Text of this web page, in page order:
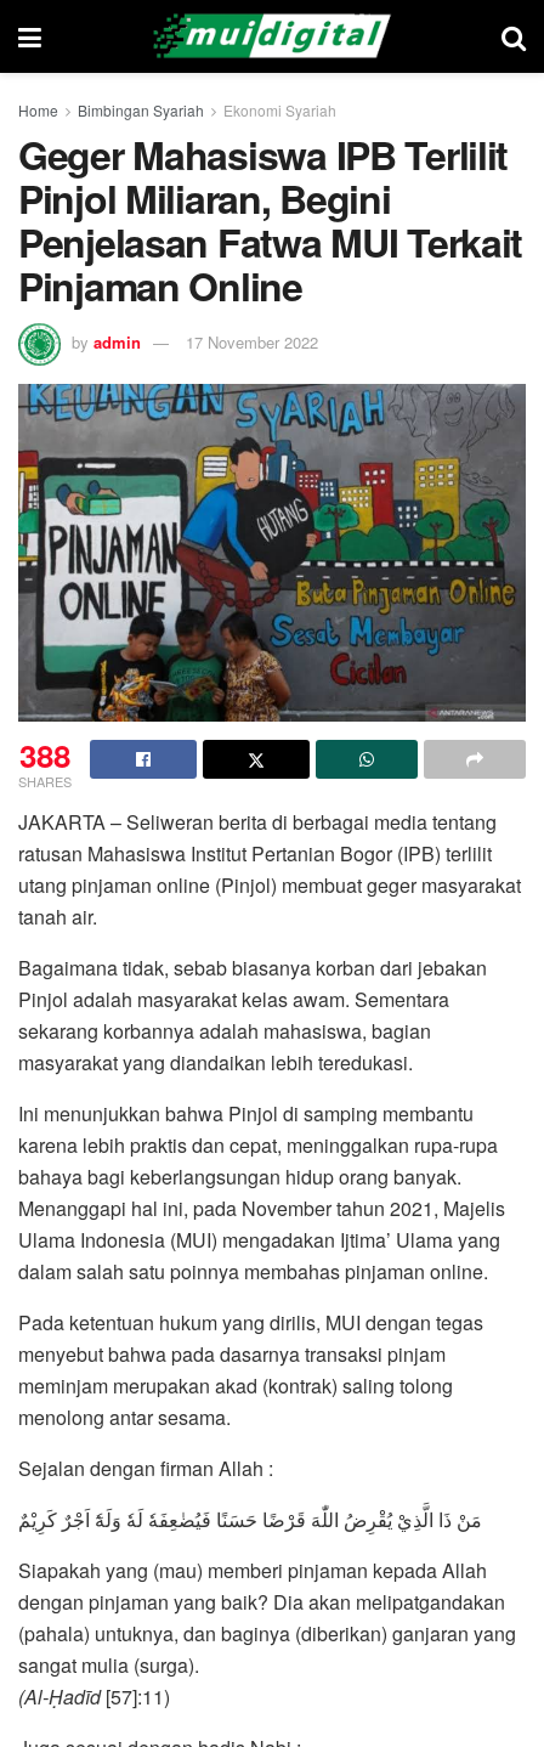
Home Bimbingan Syariah Ekonomi Syariah
Geger Mahasiswa IPB Terlilit
Pinjol Miliaran, Begini
Penjelasan Fatwa MUI Terkait
Pinjaman Online
by admin 17 November 2022
388
SHARES
JAKARTA – Seliweran berita di berbagai media tentang
ratusan Mahasiswa Institut Pertanian Bogor (IPB) terlilit
utang pinjaman online (Pinjol) membuat geger masyarakat
tanah air.
Bagaimana tidak, sebab biasanya korban dari jebakan
Pinjol adalah masyarakat kelas awam. Sementara
sekarang korbannya adalah mahasiswa, bagian
masyarakat yang diandaikan lebih teredukasi.
Ini menunjukkan bahwa Pinjol di samping membantu
karena lebih praktis dan cepat, meninggalkan rupa-rupa
bahaya bagi keberlangsungan hidup orang banyak.
Menanggapi hal ini, pada November tahun 2021, Majelis
Ulama Indonesia (MUI) mengadakan Ijtima’ Ulama yang
dalam salah satu poinnya membahas pinjaman online.
Pada ketentuan hukum yang dirilis, MUI dengan tegas
menyebut bahwa pada dasarnya transaksi pinjam
meminjam merupakan akad (kontrak) saling tolong
menolong antar sesama.
Sejalan dengan firman Allah :
مَنْ ذَا الَّذِيْ يُقْرِضُ اللّٰهَ قَرْضًا حَسَنًا فَيُضٰعِفَهٗ لَهٗ وَلَهٗٓ اَجْرٌ كَرِيْمٌ
Siapakah yang (mau) memberi pinjaman kepada Allah
dengan pinjaman yang baik? Dia akan melipatgandakan
(pahala) untuknya, dan baginya (diberikan) ganjaran yang
sangat mulia (surga).
(Al-Ḥadīd[57]:11)